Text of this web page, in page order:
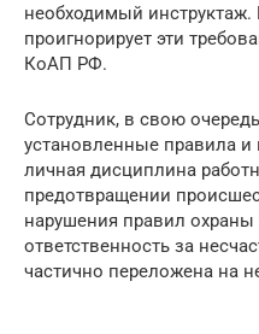
необходимый
проигнорирует эти
КоАП РФ.
Сотрудник, в свою
установленные правила и
личная дисциплина
предотвращении
нарушения правил охраны
ответственность за
частично переложена на